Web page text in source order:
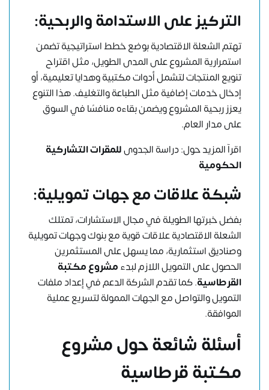
التركيز على الاستدامة والربحية:
تهتمالشعلةالاقتصادية بوضع خطط استراتيجية تضمن
استمرارية المشروع على المدى الطويل، مثل اقتراح
تنويع المنتجات لتشمل أدوات مكتبية وهدايا تعليمية، أو
إدخال خدمات إضافية مثل الطباعة والتغليف. هذا التنوع
يعزز ربحية المشروع ويضمن بقاءه منافسًا في السوق
على مدار العام.
اقرآ المزيد حول:دراسة الجدوىللمقرات التشاركية
الحكومية
شبكة علاقات مع جهات تمويلية:
بفضل خبرتها الطويلة في مجال الاستشارات، تمتلك
الشعلة الاقتصادية علاقات قوية مع بنوك وجهات تمويلية
وصناديق استثمارية، مما يسهل على المستثمرين
الحصول على التمويل اللازم لبدءمشروع مكتبة
القرطاسية. كما تقدم الشركة الدعم في إعداد ملفات
التمويل والتواصل مع الجهات الممولة لتسريع عملية
الموافقة.
أسئلة شائعة حول مشروع
مكتبة قرطاسية